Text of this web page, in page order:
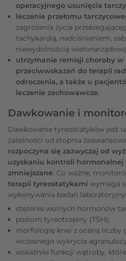
operacyjnego usunięcia
leczenie przełomu
zagrożenia życia
tachykardią, nadciśnieniem,
niewydolnością
utrzymanie remisji choroby w
przeciwwskazań do terapii
odroczenia, a także u
leczenie zachowawcze.
Dawkowanie i
Dawkowanie tyreostatyków jest
zależności od stopnia
rozpoczyna się zazwyczaj od
uzyskaniu kontroli hormonalnej
zmniejszane. Co ważne,
terapii tyreostatykami wymaga
wykonywania badań
stężenie wolnych hormonów
poziom tyreotropiny (TSH);
morfologię krwi z oceną liczby
wczesnego wykrycia
wskaźniki funkcji wątroby,